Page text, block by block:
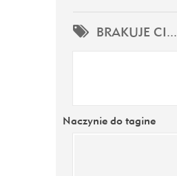
BRAKUJE CI...
Naczynie do tagine